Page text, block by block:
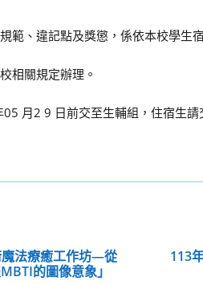
範、違記點及獎懲，係依本校學生
相關規定辦理。
月2 9 日前交至生輔組，住宿生請
法療癒工作坊—從
的圖像意象」
113